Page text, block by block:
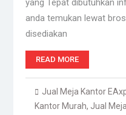
yang Tepat dibutuhkan
anda temukan lewat
disediakan
READ MORE
Jual Meja Kantor
Kantor Murah, Jual